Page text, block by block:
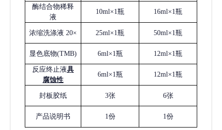
酶结合物稀释
液
10ml×1瓶 16ml×1瓶
浓缩洗涤液 20× 25ml×1瓶 50ml×1瓶
显色底物(TMB) 6ml×1瓶 12ml×1瓶
反应终止液具
腐蚀性
6ml×1瓶 12ml×1瓶
封板胶纸 3张 6张
产品说明书 1份 1份